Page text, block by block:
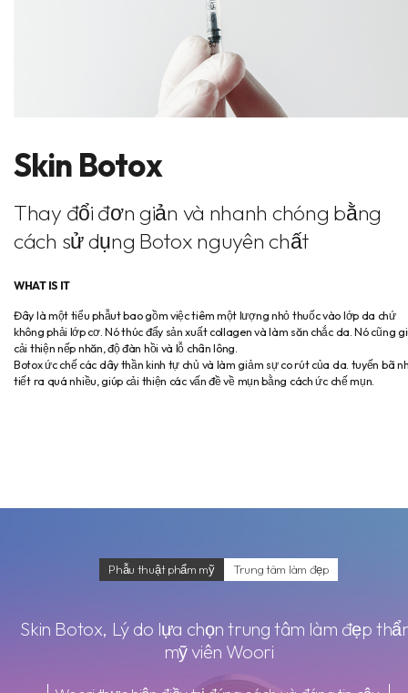
Skin Botox
Thay đổi đơn giản và nhanh chóng bằng
cách sử dụng Botox nguyên chất
WHAT IS IT
Đây là một tiểu phẫut bao gồm việc tiêm một lượng nhỏ thuốc vào lớp da chứ
không phải lớp cơ. Nó thúc đẩy sản xuất collagen và làm săn chắc da. Nó cũng
cải thiện nếp nhăn, độ đàn hồi và lỗ chân lông.
Botox ức chế các dây thần kinh tự chủ và làm giảm sự co rút của da. tuyến bã
tiết ra quá nhiều, giúp cải thiện các vấn đề về mụn bằng cách ức chế mụn.
Phẫu thuật phẩm mỹ Trung tâm làm đẹp
Skin Botox, Lý do lựa chọn trung tâm làm đẹp
mỹ viên Woori